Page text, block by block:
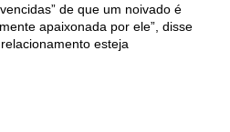
de que um noivado é
apaixonada por ele”, disse
esteja